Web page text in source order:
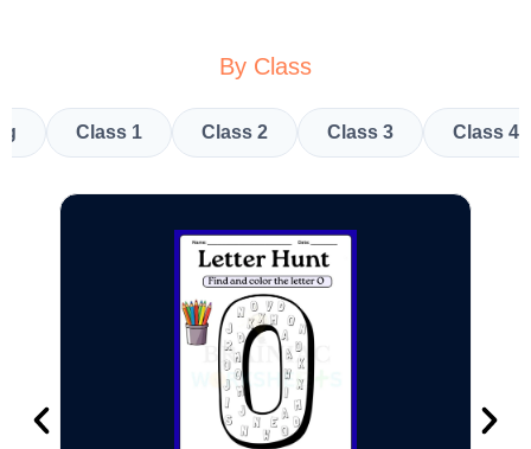
By Class
Class 1 Class 2 Class 3 Class 4